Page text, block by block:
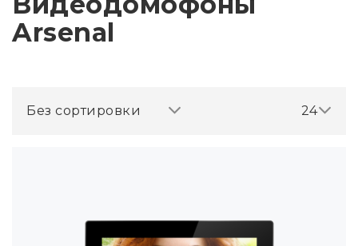
Arsenal
24
Без сортировки